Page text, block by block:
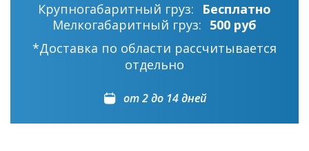
Крупногабаритный груз:
Бесплатно
Мелкогабаритный груз: 500 руб
*Доставка по области рассчитывается
отдельно
от 2 до 14 дней